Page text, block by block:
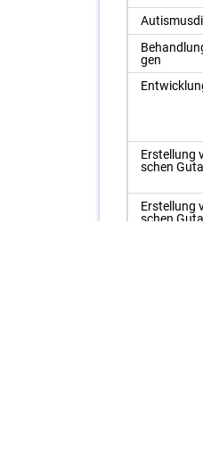
gen
Er­stel­lung
schen
Er­stel­lung
schen